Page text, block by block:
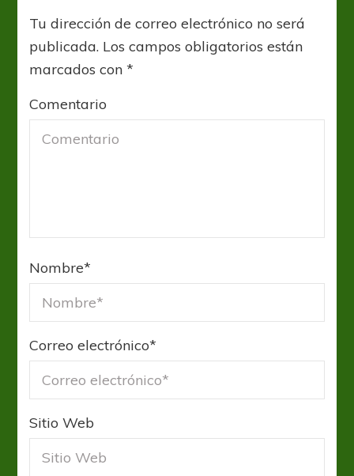
Tu dirección de correo electrónico no será
publicada. Los campos obligatorios están
marcados con*
Comentario
Nombre*
Correo electrónico*
Sitio Web